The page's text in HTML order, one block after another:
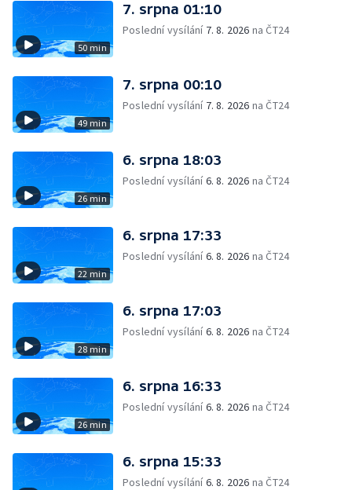
50 min
7. srpna 01:10
Poslední vysílání 7. 8. 2026 na ČT24
49 min
7. srpna 00:10
Poslední vysílání 7. 8. 2026 na ČT24
26 min
6. srpna 18:03
Poslední vysílání6. 8. 2026 na ČT24
22 min
6. srpna 17:33
Poslední vysílání6. 8. 2026 na ČT24
28 min
6. srpna 17:03
Poslední vysílání6. 8. 2026 na ČT24
26 min
6. srpna 16:33
Poslední vysílání6. 8. 2026 na ČT24
6. srpna 15:33
Poslední vysílání6. 8. 2026 na ČT24